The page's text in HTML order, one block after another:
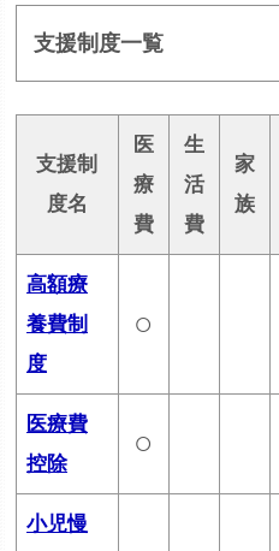
支援制度一覧
支援制
度名
医
療
費
生
活
費
家
族
高額療
養費制
度
○
医療費
控除
○
小児慢